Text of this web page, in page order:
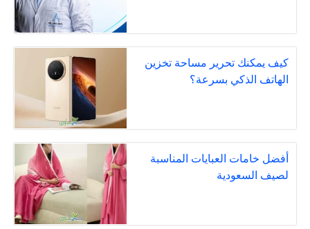
كيف يمكنك تحرير مساحة تخزين
الهاتف الذكي بسرعة؟
أفضل خامات العبايات المناسبة
لصيف السعودية